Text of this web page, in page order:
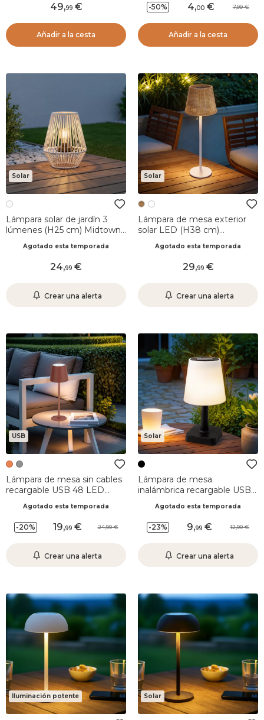
49,99
Añadir a la cesta
-50% 4,00 7,99
Añadir a la cesta
Solar
Lámpara solar de jardín 3
lúmenes (H25 cm) Midtown
Agotado esta temporada
24,99
Crear una alerta
Solar
Lámpara de mesa exterior
solar LED (H38 cm)
Agotado esta temporada
29,99
Crear una alerta
USB
Lámpara de mesa sin cables
recargable USB 48 LED
Agotado esta temporada
-20% 19,99 24,99
Crear una alerta
Solar
Lámpara de mesa
inalámbrica recargable USB
Agotado esta temporada
-23% 9,99 12,99
Crear una alerta
Iluminación potente Solar